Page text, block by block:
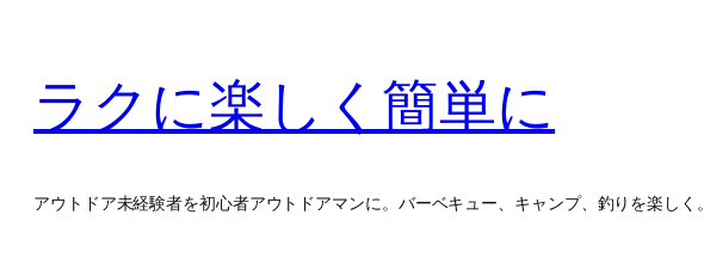
ス
ッ
ラクに楽しく簡単に
アウトドア未経験者を初心者アウトドアマンに。バーベキュー、キャンプ、釣りを楽しく。